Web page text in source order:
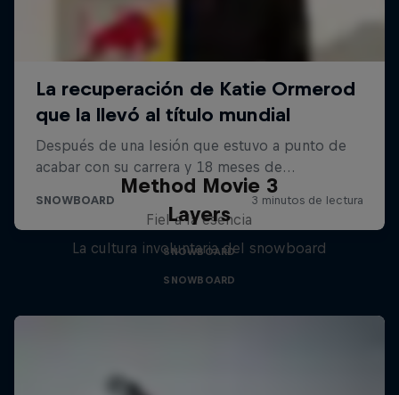
Method Movie 3
Fiel a la esencia
SNOWBOARD
Layers
La cultura involuntaria del snowboard
SNOWBOARD